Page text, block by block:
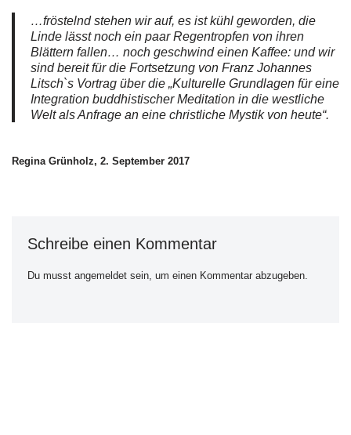
…fröstelnd stehen wir auf, es ist kühl geworden, die
Linde lässt noch ein paar Regentropfen von ihren
Blättern fallen… noch geschwind einen Kaffee: und wir
sind bereit für die Fortsetzung von Franz Johannes
Litsch`s Vortrag über die „Kulturelle Grundlagen für eine
Integration buddhistischer Meditation in die westliche
Welt als Anfrage an eine christliche Mystik von heute“.
Regina Grünholz, 2. September 2017
Schreibe einen Kommentar
Du musst angemeldet sein, um einen Kommentar abzugeben.